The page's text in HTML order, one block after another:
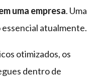
uma empresa. Uma
atualmente.
otimizados, os
dentro de